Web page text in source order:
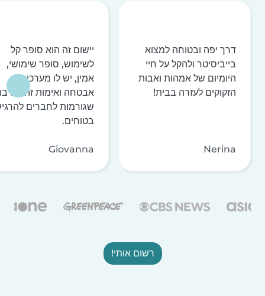
דרך יפה ובטוחה למצוא
בייביסיטר ולהקל על חיי
היומיום של אמהות ואבות
הזקוקים לעזרה בבית!
Nerina
יישום זה הוא סופר קל
לשימוש, סופר שימושי,
אמין, יש לו מערכות
אבטחה ואימות זהות
שגורמות לחברים
בטוחים.
Giovanna
רשום אותי!